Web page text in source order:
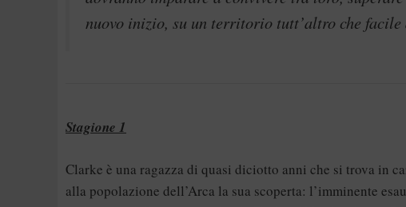
nuovo inizio, su un territorio tutt’altro che facile
Stagione 1
Clarke è una ragazza di quasi diciotto anni che si trova in
alla popolazione dell’Arca la sua scoperta: l’imminente